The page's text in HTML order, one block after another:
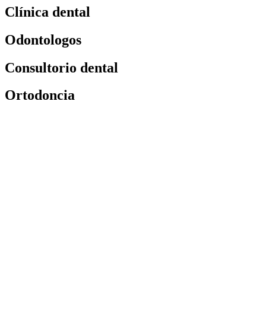
Clínica dental
Odontologos
Consultorio dental
Ortodoncia